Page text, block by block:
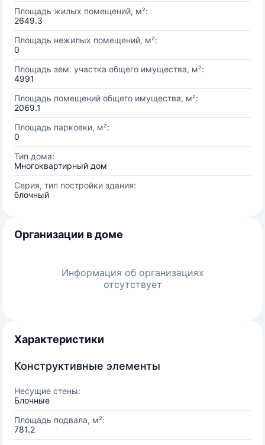
Площадь жилых помещений, м²:
2649.3
Площадь нежилых помещений, м²:
0
Площадь зем. участка общего имущества, м²:
4991
Площадь помещений общего имущества, м²:
2069.1
Площадь парковки, м²:
0
Тип дома:
Многоквартирный дом
Серия, тип постройки здания:
блочный
Организации в доме
Информация об организациях
отсутствует
Характеристики
Конструктивные элементы
Несущие стены:
Блочные
Площадь подвала, м²:
781.2